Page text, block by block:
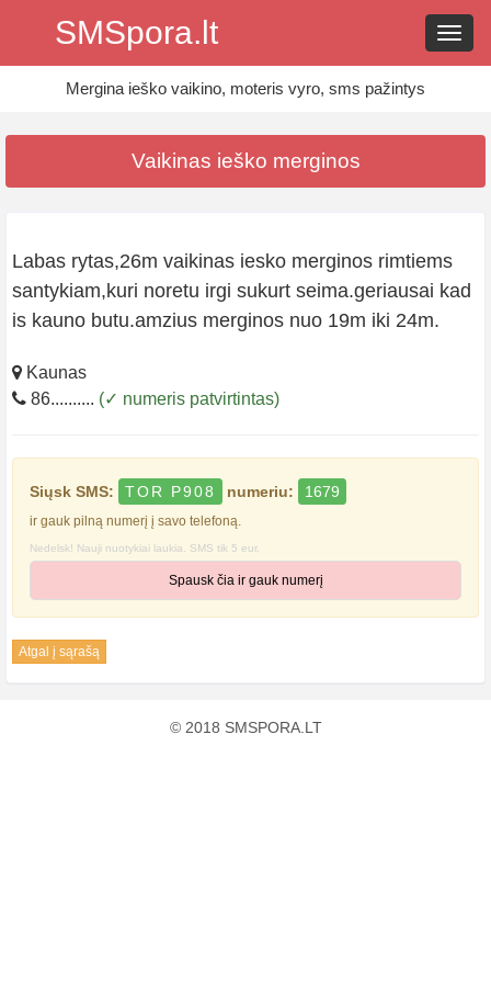
SMSpora.lt
Mergina ieško vaikino, moteris vyro, sms pažintys
Vaikinas ieško merginos
Labas rytas,26m vaikinas iesko merginos rimtiems
santykiam,kuri noretu irgi sukurt seima.geriausai kad
is kauno butu.amzius merginos nuo 19m iki 24m.
Kaunas
86.......... (✓ numeris patvirtintas)
Siųsk SMS: TOR P908 numeriu: 1679
ir gauk pilną numerį į savo telefoną.
Nedelsk! Nauji nuotykiai laukia. SMS tik 5 eur.
Spausk čia ir gauk numerį
Atgal į sąrašą
© 2018 SMSPORA.LT